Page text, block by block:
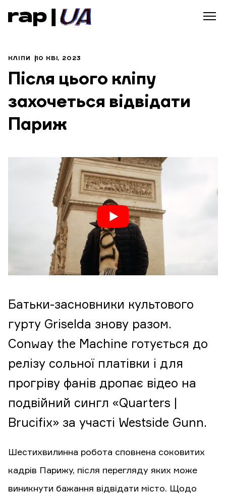
КЛІПИ 10 КВІ, 2023
Після цього кліпу
захочеться відвідати
Париж
Батьки-засновники культового
гурту Griselda знову разом.
Conway the Machine готується до
релізу сольної платівки і для
прогріву фанів дропає відео на
подвійний сингл «Quarters |
Brucifix» за участі Westside Gunn.
Шестихвилинна робота сповнена соковитих
кадрів Парижу, після перегляду яких може
виникнути бажання відвідати місто. Щодо